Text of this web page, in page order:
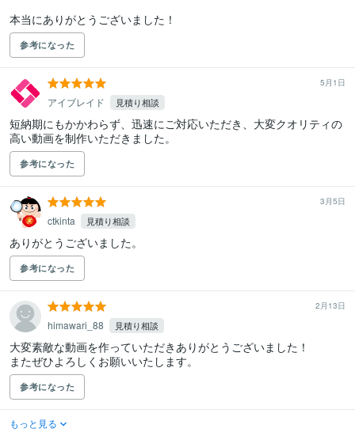
本当にありがとうございました！
参考になった
5月1日
アイブレイド 見積り相談
短納期にもかかわらず、迅速にご対応いただき、大変クオリティの
高い動画を制作いただきました。
参考になった
3月5日
ctkinta 見積り相談
ありがとうございました。
参考になった
2月13日
himawari_88 見積り相談
大変素敵な動画を作っていただきありがとうございました！
またぜひよろしくお願いいたします。
参考になった
もっと見る